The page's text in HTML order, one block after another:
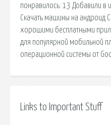
понравилось: 13 Добавили в
Скачать машины на андроид
хорошими бесплатными
для популярной мобильной
операционной системы от
Links to Important Stuff